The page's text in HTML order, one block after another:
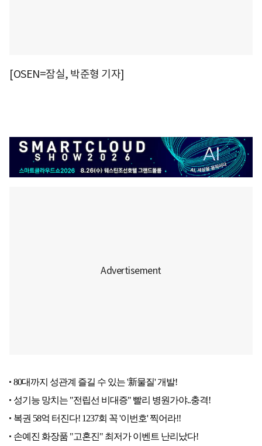
[OSEN=잠실, 박준형 기자]